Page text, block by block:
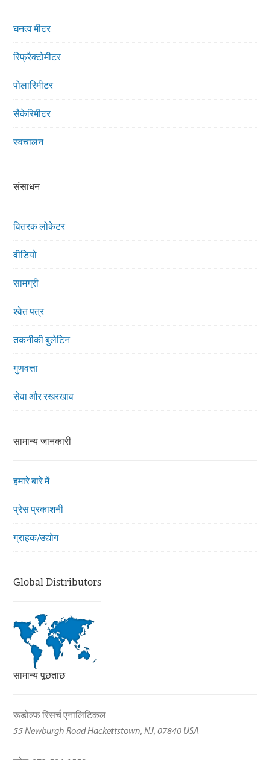
घनत्व मीटर
रिफ्रैक्टोमीटर
पोलारिमीटर
सैकेरिमीटर
स्वचालन
संसाधन
वितरक लोकेटर
वीडियो
सामग्री
श्वेत पत्र
तकनीकी बुलेटिन
गुणवत्ता
सेवा और रखरखाव
सामान्य जानकारी
हमारे बारे में
प्रेस प्रकाशनी
ग्राहक/उद्योग
Global Distributors
सामान्य पूछताछ
रूडोल्फ रिसर्च एनालिटिकल
55 Newburgh Road Hackettstown, NJ, 07840 USA